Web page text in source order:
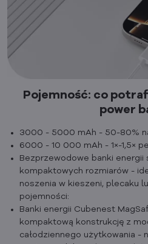
Pojemność: co
power
3000 - 5000 mAh - 50-80%
6000 - 10 000 mAh - 1×-1,5×
Bezprzewodowe banki energii
kompaktowych rozmiarów -
noszenia w kieszeni, plecaku
pojemności:
Banki energii Cubenest
kompaktową konstrukcję z
całodziennego użytkowania -